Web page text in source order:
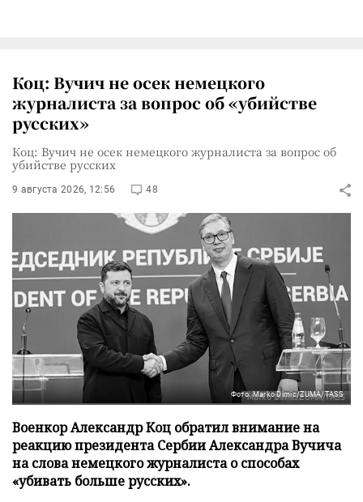
Коц: Вучич не осек немецкого
журналиста за вопрос об «убийстве
русских»
Коц: Вучич не осек немецкого журналиста за вопрос об
убийстве русских
9 августа 2026, 12:56 48
Фото: Marko Dimic/ZUMA/TASS
Военкор Александр Коц обратил внимание на
реакцию президента Сербии Александра Вучича
на слова немецкого журналиста о способах
«убивать больше русских».